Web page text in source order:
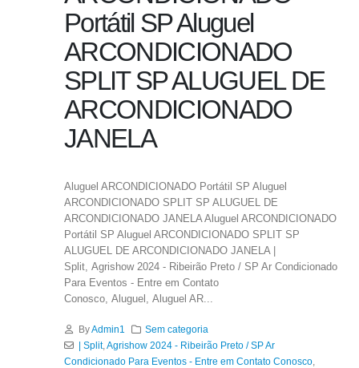
Portátil SP Aluguel
ARCONDICIONADO
SPLIT SP ALUGUEL DE
ARCONDICIONADO
JANELA
Aluguel ARCONDICIONADO Portátil SP Aluguel
ARCONDICIONADO SPLIT SP ALUGUEL DE
ARCONDICIONADO JANELA Aluguel ARCONDICIONADO
Portátil SP Aluguel ARCONDICIONADO SPLIT SP
ALUGUEL DE ARCONDICIONADO JANELA |
Split, Agrishow 2024 - Ribeirão Preto / SP Ar Condicionado
Para Eventos - Entre em Contato
Conosco, Aluguel, Aluguel AR...
ByAdmin1
Sem categoria
| Split, Agrishow 2024 - Ribeirão Preto / SP Ar
Condicionado Para Eventos - Entre em Contato Conosco